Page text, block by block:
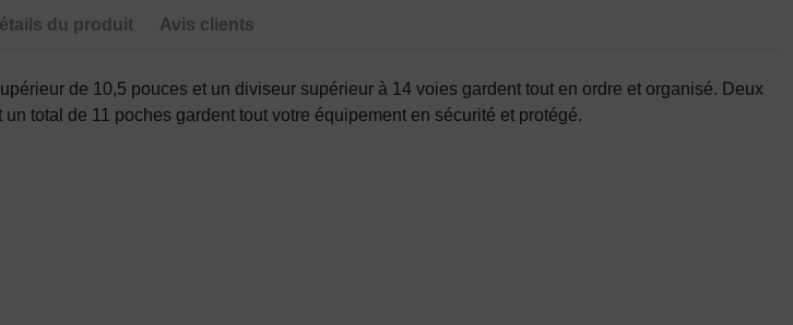
du produit Avis clients
de 10,5 pouces et un diviseur supérieur à 14 voies gardent tout en ordre et organisé. Deux
total de 11 poches gardent tout votre équipement en sécurité et protégé.